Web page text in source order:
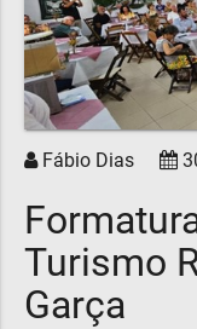
Fábio Dias
Turismo
Garça